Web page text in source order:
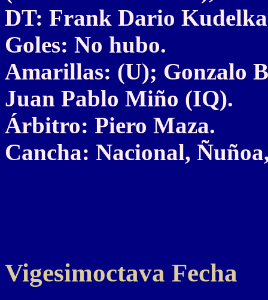
DT: Frank Dario
Goles: No hubo.
Amarillas: (U); Gonzalo
Juan Pablo Miño (IQ).
Árbitro: Piero Maza.
Cancha: Nacional,
Vigesimoctava Fecha